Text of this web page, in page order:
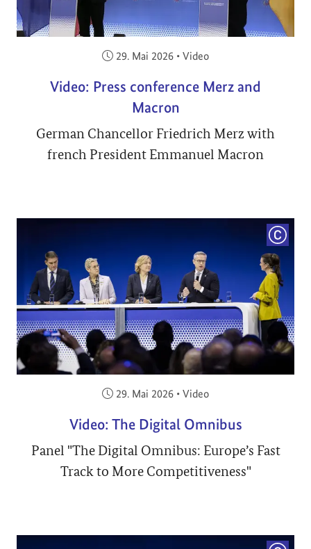
Veröffentlicht am:
29. Mai 2026 • Video
Video: Press conference Merz and
Macron
German Chancellor Friedrich Merz with
french President Emmanuel Macron
Veröffentlicht am:
29. Mai 2026 • Video
Video: The Digital Omnibus
Panel "The Digital Omnibus: Europe’s Fast
Track to More Competitiveness"